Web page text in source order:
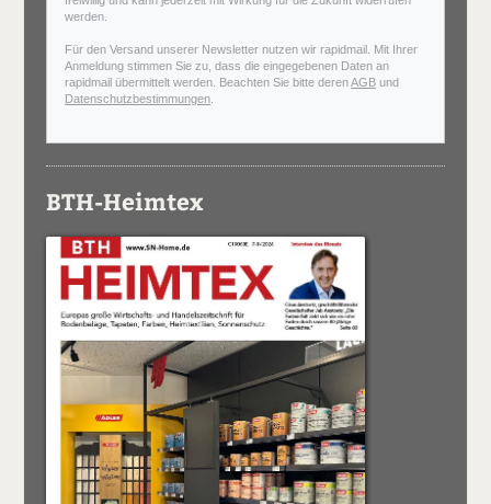
werden.
Für den Versand unserer Newsletter nutzen wir rapidmail. Mit Ihrer
Anmeldung stimmen Sie zu, dass die eingegebenen Daten an
rapidmail übermittelt werden. Beachten Sie bitte derenAGB und
Datenschutzbestimmungen
BTH-Heimtex